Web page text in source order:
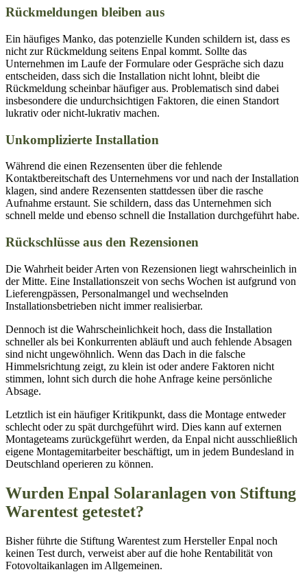
Rückmeldungen bleiben aus
Ein häufiges Manko, das potenzielle Kunden schildern ist, dass es
nicht zur Rückmeldung seitens Enpal kommt. Sollte das
Unternehmen im Laufe der Formulare oder Gespräche sich dazu
entscheiden, dass sich die Installation nicht lohnt, bleibt die
Rückmeldung scheinbar häufiger aus. Problematisch sind dabei
insbesondere die undurchsichtigen Faktoren, die einen Standort
lukrativ oder nicht-lukrativ machen.
Unkomplizierte Installation
Während die einen Rezensenten über die fehlende
Kontaktbereitschaft des Unternehmens vor und nach der Installation
klagen, sind andere Rezensenten stattdessen über die rasche
Aufnahme erstaunt. Sie schildern, dass das Unternehmen sich
schnell melde und ebenso schnell die Installation durchgeführt habe.
Rückschlüsse aus den Rezensionen
Die Wahrheit beider Arten von Rezensionen liegt wahrscheinlich in
der Mitte. Eine Installationszeit von sechs Wochen ist aufgrund von
Lieferengpässen, Personalmangel und wechselnden
Installationsbetrieben nicht immer realisierbar.
Dennoch ist die Wahrscheinlichkeit hoch, dass die Installation
schneller als bei Konkurrenten abläuft und auch fehlende Absagen
sind nicht ungewöhnlich. Wenn das Dach in die falsche
Himmelsrichtung zeigt, zu klein ist oder andere Faktoren nicht
stimmen, lohnt sich durch die hohe Anfrage keine persönliche
Absage.
Letztlich ist ein häufiger Kritikpunkt, dass die Montage entweder
schlecht oder zu spät durchgeführt wird. Dies kann auf externen
Montageteams zurückgeführt werden, da Enpal nicht ausschließlich
eigene Montagemitarbeiter beschäftigt, um in jedem Bundesland in
Deutschland operieren zu können.
Wurden Enpal Solaranlagen von Stiftung
Warentest getestet?
Bisher führte die Stiftung Warentest zum Hersteller Enpal noch
keinen Test durch, verweist aber auf die hohe Rentabilität von
Fotovoltaikanlagen im Allgemeinen.